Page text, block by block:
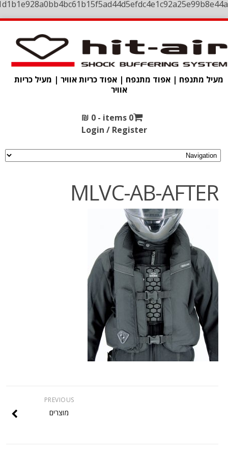
מעיל מתנפח | אפוד מתנפח | אפוד כריות אוויר | מעיל כריות
אוויר
0 items -
₪ 0
Login / Register
MLVC-AB-AFTER
PREVIOUS
מוצרים